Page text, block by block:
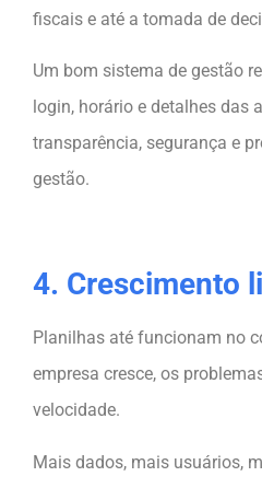
fiscais e até a tomada de
Um bom sistema de gestão
login, horário e detalhes das
transparência, segurança e
gestão.
4. Crescimento
Planilhas até funcionam no
empresa cresce, os
velocidade.
Mais dados, mais usuários,